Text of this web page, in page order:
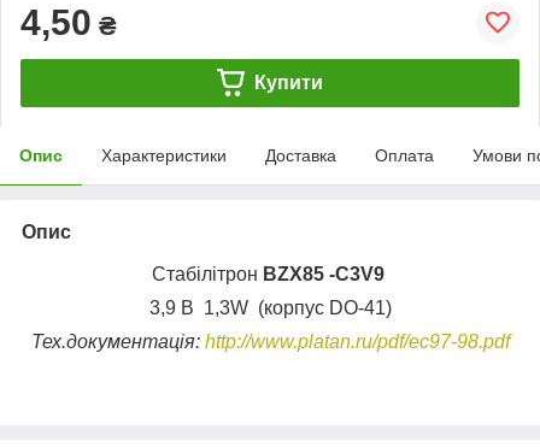
4,50 ₴
Купити
Опис Характеристики Доставка Оплата Умови
Опис
Стабілітрон BZX85 -C3V9
3,9 В 1,3W (корпус DO-41)
Тех.документація: http://www.platan.ru/pdf/ec97-98.pdf